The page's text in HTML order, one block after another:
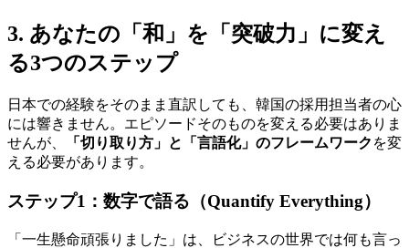
3. あなたの「和」を「突破力」に変え
る3つのステップ
日本での経験をそのまま直訳しても、韓国の採用担当者の心
には響きません。エピソードそのものを変える必要はありま
せんが、
「切り取り方」と「言語化」のフレームワーク を変
える必要があります。
ステップ1：数字で語る（Quantify Everything）
「一生懸命頑張りました」は、ビジネスの世界では何も言っ